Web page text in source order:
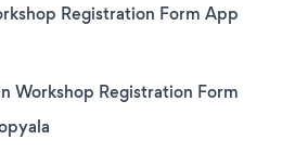
Registration Form App
Workshop Registration Form